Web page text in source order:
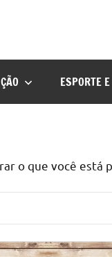
ESPORTE
o que você está